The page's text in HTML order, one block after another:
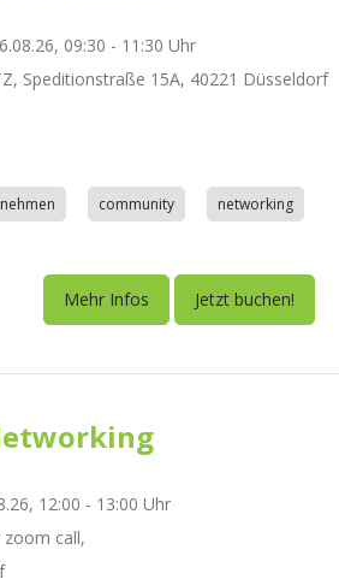
09:30 - 11:30 Uhr
Speditionstraße 15A, 40221 Düsseldorf
community networking
Mehr Infos Jetzt buchen!
12:00 - 13:00 Uhr
call,